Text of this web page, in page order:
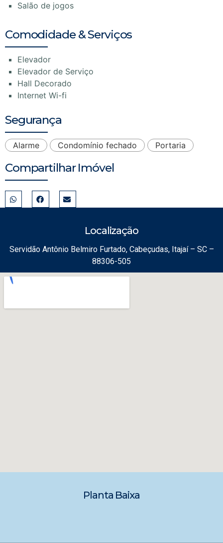
Salão de jogos
Comodidade & Serviços
Elevador
Elevador de Serviço
Hall Decorado
Internet Wi-fi
Segurança
Alarme Condomínio fechado Portaria
Compartilhar Imóvel
Localização
Servidão Antônio Belmiro Furtado, Cabeçudas, Itajaí – SC –
88306-505
Planta Baixa